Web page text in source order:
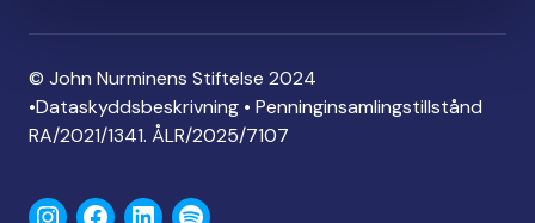
© John Nurminens Stiftelse 2024
•Dataskyddsbeskrivning • Penninginsamlingstillstånd
RA/2021/1341. ÅLR/2025/7107